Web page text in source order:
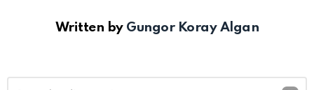
Written by Gungor Koray Algan